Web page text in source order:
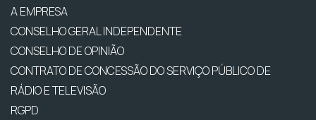
A EMPRESA
CONSELHO GERAL INDEPENDENTE
CONSELHO DE OPINIÃO
CONTRATO DE CONCESSÃO DO SERVIÇO PÚBLICO DE
RÁDIO E TELEVISÃO
RGPD